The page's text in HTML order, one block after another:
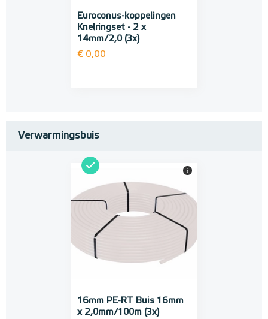
Euroconus-koppelingen
Knelringset - 2 x
14mm/2,0 (3x)
€ 0,00
Verwarmingsbuis
16mm PE-RT Buis 16mm
x 2,0mm/100m (3x)
i